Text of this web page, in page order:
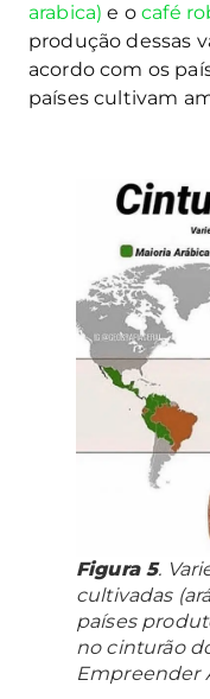
arabica) e ocafé
produção dessas
acordo com os
países cultivam
Figura 5.
cultivadas
países
no cinturão
Empreender